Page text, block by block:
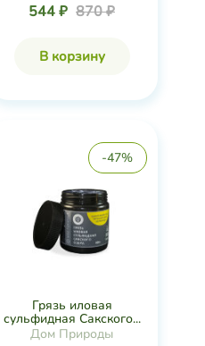
544 ₽ 870 ₽
В корзину
-47%
Грязь иловая
сульфидная Сакского...
Дом Природы